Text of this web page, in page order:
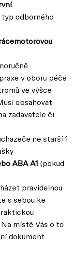
typ odborného
v oboru péče
ve výšce
obsahovat
zadavatele či
ne starší 1
ABA A1 (pokud
pravidelnou
s sebou ke
místě Vás o to
dokument